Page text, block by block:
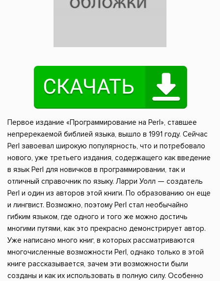
Первое издание «Программирование на Perl», ставшее
непререкаемой библией языка, вышло в 1991 году. Сейчас
Perl завоевал широкую популярность, что и потребовало
нового, уже третьего издания, содержащего как введение
в язык Perl для новичков в программировании, так и
отличный справочник по языку. Ларри Уолл — создатель
Perl и один из авторов этой книги. По образованию он еще
и лингвист. Возможно, поэтому Perl стал необычайно
гибким языком, где одного и того же можно достичь
многими путями, как это прекрасно демонстрирует автор.
Уже написано много книг, в которых рассматриваются
многочисленные возможности Perl, однако только в этой
книге рассказывается, зачем эти возможности были
созданы и как их использовать в полную силу. Особенно